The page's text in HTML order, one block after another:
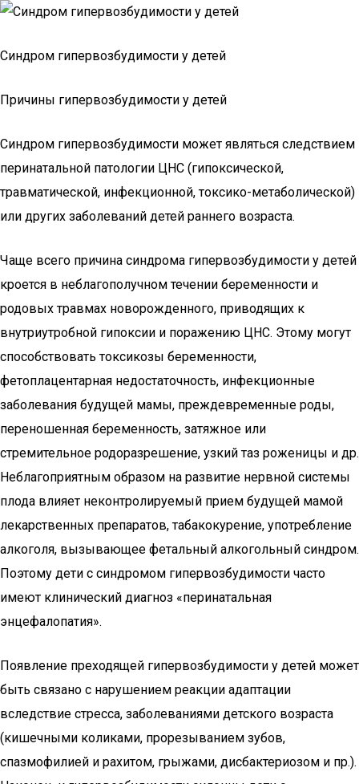
Синдром гипервозбудимости у детей
Причины гипервозбудимости у детей
Синдром гипервозбудимости может являться следствием
перинатальной патологии ЦНС (гипоксической,
травматической, инфекционной, токсико-метаболической)
или других заболеваний детей раннего возраста.
Чаще всего причина синдрома гипервозбудимости у детей
кроется в неблагополучном течении беременности и
родовых травмах новорожденного, приводящих к
внутриутробной гипоксии и поражению ЦНС. Этому могут
способствовать токсикозы беременности,
фетоплацентарная недостаточность, инфекционные
заболевания будущей мамы, преждевременные роды,
переношенная беременность, затяжное или
стремительное родоразрешение, узкий таз роженицы и др.
Неблагоприятным образом на развитие нервной системы
плода влияет неконтролируемый прием будущей мамой
лекарственных препаратов, табакокурение, употребление
алкоголя, вызывающее фетальный алкогольный синдром.
Поэтому дети с синдромом гипервозбудимости часто
имеют клинический диагноз «перинатальная
энцефалопатия».
Появление преходящей гипервозбудимости у детей может
быть связано с нарушением реакции адаптации
вследствие стресса, заболеваниями детского возраста
(кишечными коликами, прорезыванием зубов,
спазмофилией и рахитом, грыжами, дисбактериозом и пр.).